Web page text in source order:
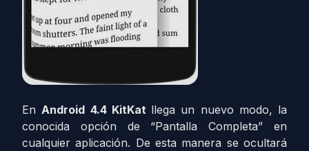
EnAndroid 4.4 KitKat llega un nuevo modo, la
conocida opción de “Pantalla Completa” en
cualquier aplicación. De esta manera se ocultará